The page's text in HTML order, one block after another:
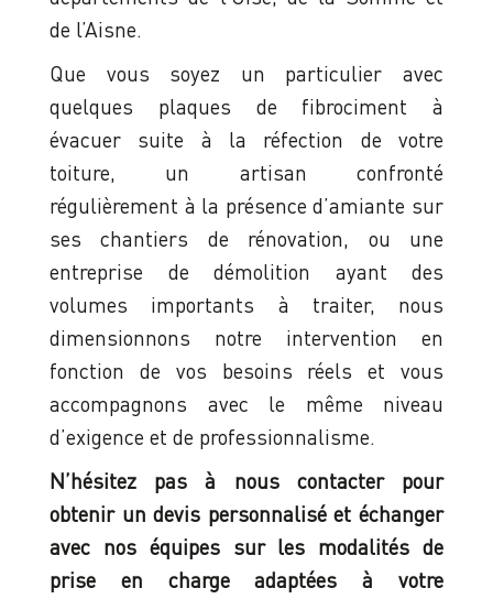
de l’Aisne.
Que vous soyez un particulier avec
quelques plaques de fibrociment à
évacuer suite à la réfection de votre
toiture, un artisan confronté
régulièrement à la présence d’amiante sur
ses chantiers de rénovation, ou une
entreprise de démolition ayant des
volumes importants à traiter, nous
dimensionnons notre intervention en
fonction de vos besoins réels et vous
accompagnons avec le même niveau
d’exigence et de professionnalisme.
N’hésitez pas à nous contacter pour
obtenir un devis personnalisé et échanger
avec nos équipes sur les modalités de
prise en charge adaptées à votre